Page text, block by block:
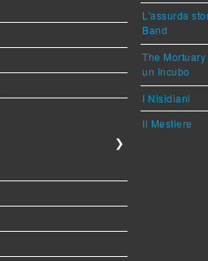
❯
L'assurda
Band
The
un Incubo
I Nisidiani
Il Mestiere